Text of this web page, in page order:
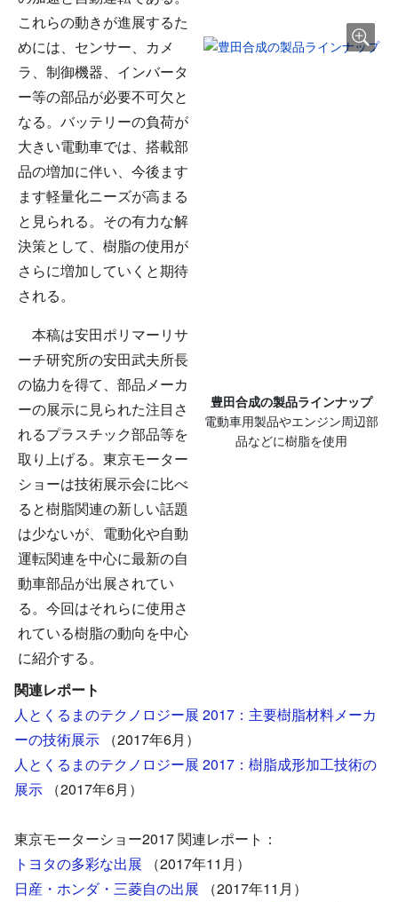
これらの動きが進展するた
めには、センサー、カメ
ラ、制御機器、インバータ
ー等の部品が必要不可欠と
なる。バッテリーの負荷が
大きい電動車では、搭載部
品の増加に伴い、今後ます
ます軽量化ニーズが高まる
と見られる。その有力な解
決策として、樹脂の使用が
さらに増加していくと期待
される。
本稿は安田ポリマーリサ
ーチ研究所の安田武夫所長
の協力を得て、部品メーカ
ーの展示に見られた注目さ
れるプラスチック部品等を
取り上げる。東京モーター
ショーは技術展示会に比べ
ると樹脂関連の新しい話題
は少ないが、電動化や自動
運転関連を中心に最新の自
動車部品が出展されてい
る。今回はそれらに使用さ
れている樹脂の動向を中心
に紹介する。
豊田合成の製品ラインナップ
電動車用製品やエンジン周辺部
品などに樹脂を使用
関連レポート
人とくるまのテクノロジー展 2017：主要樹脂材料メーカ
ーの技術展示 （2017年6月）
人とくるまのテクノロジー展 2017：樹脂成形加工技術の
展示
（2017年6月）
東京モーターショー2017 関連レポート：
トヨタの多彩な出展 （2017年11月）
日産・ホンダ・三菱自の出展 （2017年11月）